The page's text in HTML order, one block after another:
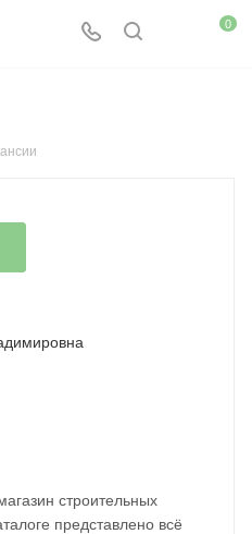
0
строительных
представлено всё